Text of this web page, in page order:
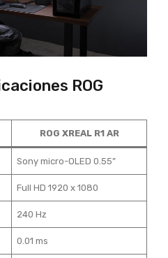
ROG
ROG XREAL R1 AR
Sony micro-OLED 0.55”
Full HD 1920 x 1080
240 Hz
0.01 ms